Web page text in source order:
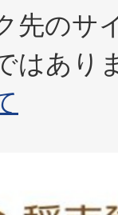
先のサ
はあり